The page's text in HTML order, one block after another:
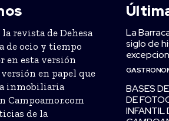
revista de Dehesa
de ocio y tiempo
en esta versión
en papel que
inmobiliaria
Campoamor.com
de la
La
siglo de
BASES
DE
INFANTIL